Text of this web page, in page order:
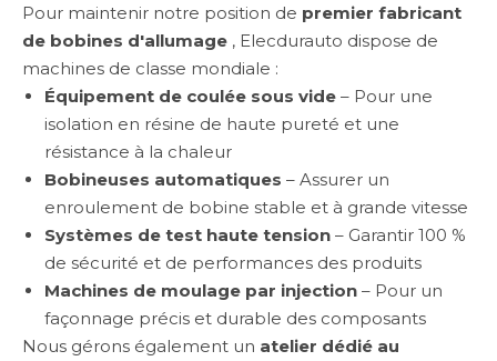
Pour maintenir notre position de premier fabricant
de bobines d'allumage , Elecdurauto dispose de
machines de classe mondiale :
Équipement de coulée sous vide – Pour une
isolation en résine de haute pureté et une
résistance à la chaleur
Bobineuses automatiques – Assurer un
enroulement de bobine stable et à grande vitesse
Systèmes de test haute tension – Garantir 100 %
de sécurité et de performances des produits
Machines de moulage par injection – Pour un
façonnage précis et durable des composants
Nous gérons également un atelier dédié au